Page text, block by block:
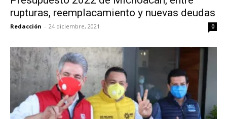
rupturas, reemplacamiento y nuevas deudas
Redacción - 24 diciembre, 2021 0